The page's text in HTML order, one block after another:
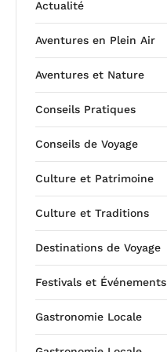
Actualité
Aventures en Plein Air
Aventures et Nature
Conseils Pratiques
Conseils de Voyage
Culture et Patrimoine
Culture et Traditions
Destinations de Voyage
Festivals et Événements
Gastronomie Locale